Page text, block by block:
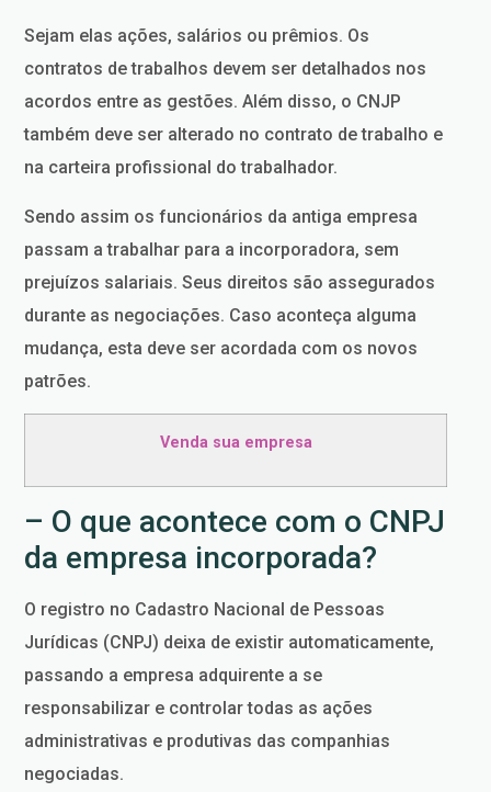
Sejam elas ações, salários ou prêmios. Os
contratos de trabalhos devem ser detalhados nos
acordos entre as gestões. Além disso, o CNJP
também deve ser alterado no contrato de trabalho e
na carteira profissional do trabalhador.
Sendo assim os funcionários da antiga empresa
passam a trabalhar para a incorporadora, sem
prejuízos salariais. Seus direitos são assegurados
durante as negociações. Caso aconteça alguma
mudança, esta deve ser acordada com os novos
patrões.
Venda sua empresa
– O que acontece com o CNPJ
da empresa incorporada?
O registro no Cadastro Nacional de Pessoas
Jurídicas (CNPJ) deixa de existir automaticamente,
passando a empresa adquirente a se
responsabilizar e controlar todas as ações
administrativas e produtivas das companhias
negociadas.